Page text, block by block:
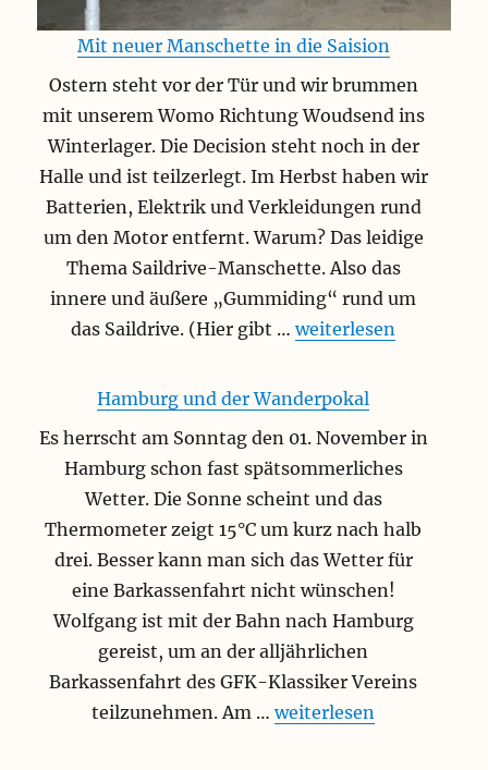
Mit neuer Manschette in die Saision
Ostern steht vor der Tür und wir brummen
mit unserem Womo Richtung Woudsend ins
Winterlager. Die Decision steht noch in der
Halle und ist teilzerlegt. Im Herbst haben wir
Batterien, Elektrik und Verkleidungen rund
um den Motor entfernt. Warum? Das leidige
Thema Saildrive-Manschette. Also das
innere und äußere „Gummiding“ rund um
das Saildrive. (Hier gibt …„Mit neuer
weiterlesen
Hamburg und der Wanderpokal
Es herrscht am Sonntag den 01. November in
Hamburg schon fast spätsommerliches
Wetter. Die Sonne scheint und das
Thermometer zeigt 15°C um kurz nach halb
drei. Besser kann man sich das Wetter für
eine Barkassenfahrt nicht wünschen!
Wolfgang ist mit der Bahn nach Hamburg
gereist, um an der alljährlichen
Barkassenfahrt des GFK-Klassiker Vereins
teilzunehmen. Am …„Hamburg und der
weiterlesen